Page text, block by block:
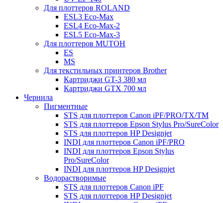
Для плоттеров ROLAND
ESL3 Eco-Max
ESL4 Eco-Max-2
ESL5 Eco-Max-3
Для плоттеров MUTOH
ES
MS
Для текстильных принтеров Brother
Картриджи GT-3 380 мл
Картриджи GTX 700 мл
Чернила
Пигментные
STS для плоттеров Canon iPF/PRO/TX/ТМ
STS для плоттеров Epson Stylus Pro/SureColor
STS для плоттеров HP Designjet
INDI для плоттеров Canon iPF/PRO
INDI для плоттеров Epson Stylus
Pro/SureColor
INDI для плоттеров HP Designjet
Водорастворимые
STS для плоттеров Canon iPF
STS для плоттеров HP Designjet